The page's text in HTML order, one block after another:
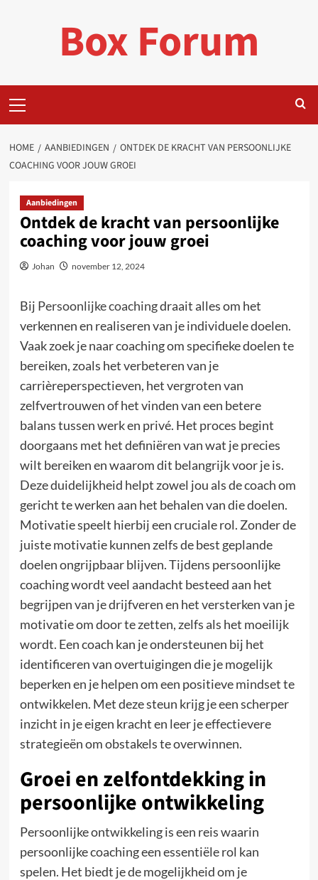
Box Forum
menu
HOME AANBIEDINGEN
ONTDEK DE KRACHT VAN PERSOONLIJKE
COACHING VOOR JOUW GROEI
Aanbiedingen
Ontdek de kracht van persoonlijke
coaching voor jouw groei
Johan november 12, 2024
Bij Persoonlijke coachingdraait alles om het
verkennen en realiseren van je individuele doelen.
Vaak zoek je naar coaching om specifieke doelen te
bereiken, zoals het verbeteren van je
carrièreperspectieven, het vergroten van
zelfvertrouwen of het vinden van een betere
balans tussen werk en privé. Het proces begint
doorgaans met het definiëren van wat je precies
wilt bereiken en waarom dit belangrijk voor je is.
Deze duidelijkheid helpt zowel jou als de coach om
gericht te werken aan het behalen van die doelen.
Motivatie speelt hierbij een cruciale rol. Zonder de
juiste motivatie kunnen zelfs de best geplande
doelen ongrijpbaar blijven. Tijdens persoonlijke
coaching wordt veel aandacht besteed aan het
begrijpen van je drijfveren en het versterken van je
motivatie om door te zetten, zelfs als het moeilijk
wordt. Een coach kan je ondersteunen bij het
identificeren van overtuigingen die je mogelijk
beperken en je helpen om een positieve mindset te
ontwikkelen. Met deze steun krijg je een scherper
inzicht in je eigen kracht en leer je effectievere
strategieën om obstakels te overwinnen.
Groei en zelfontdekking in
persoonlijke ontwikkeling
Persoonlijke ontwikkeling is een reis waarin
persoonlijke coaching een essentiële rol kan
spelen. Het biedt je de mogelijkheid om je